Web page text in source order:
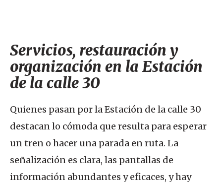
Servicios, restauración y
organización en la Estación
de la calle 30
Quienes pasan por la Estación de la calle 30
destacan lo cómoda que resulta para esperar
un tren o hacer una parada en ruta. La
señalización es clara, las pantallas de
información abundantes y eficaces, y hay